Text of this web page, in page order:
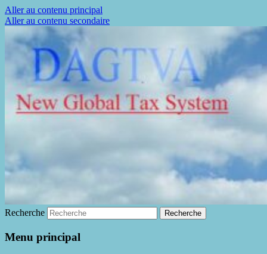
Aller au contenu principal
Aller au contenu secondaire
DAGTVA
La fin de la fraude à la TVA
Recherche
Menu principal